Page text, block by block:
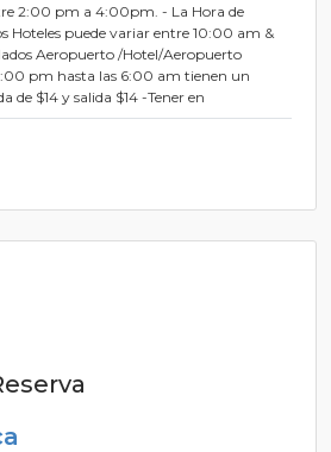
2:00 pm a 4:00pm. - La Hora de
Hoteles puede variar entre 10:00 am &
Aeropuerto /Hotel/Aeropuerto
pm hasta las 6:00 am tienen un
de $14 y salida $14 -Tener en